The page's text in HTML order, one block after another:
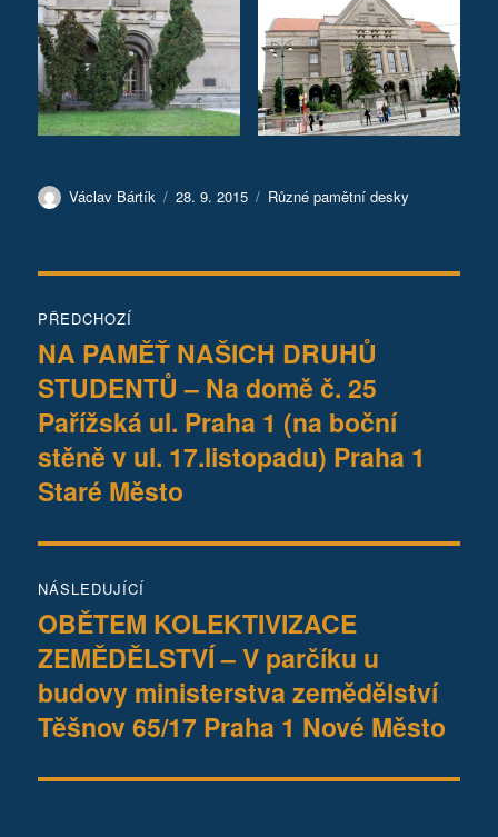
Autor:
Václav Bártík Publikováno:
28. 9. 2015 Rubriky:
Různé pamětní desky
pro
příspěvek
PŘEDCHOZÍ
Předchozí
příspěvek:
NA PAMĚŤ NAŠICH DRUHŮ
STUDENTŮ – Na domě č. 25
Pařížská ul. Praha 1 (na boční
stěně v ul. 17.listopadu) Praha 1
Staré Město
NÁSLEDUJÍCÍ
Následující
příspěvek:
OBĚTEM KOLEKTIVIZACE
ZEMĚDĚLSTVÍ – V parčíku u
budovy ministerstva zemědělství
Těšnov 65/17 Praha 1 Nové Město